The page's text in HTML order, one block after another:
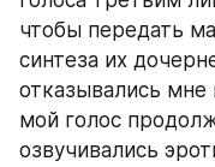
чтобы передать
синтеза их
отказывались мне
мой голос
озвучивались